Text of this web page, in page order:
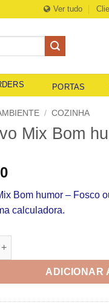
Ver tudo
PORTAS
/ COZINHA
Mix Bom
Bom humor – Fosco
calculadora.
Bom humor quantidade
ADICIONAR